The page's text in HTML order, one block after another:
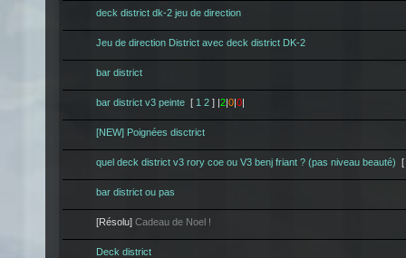
deck district dk-2 jeu de direction
Jeu de direction District avec deck district DK-2
bar district
bar district v3 peinte [ 1 2 ] |2|0|0|
[NEW] Poignées disctrict
quel deck district v3 rory coe ou V3 benj friant ? (pas niveau beauté)
bar district ou pas
[Résolu]Cadeau de Noel !
Deck district